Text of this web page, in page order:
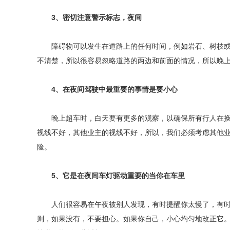
3、密切注意警示标志，夜间
障碍物可以发生在道路上的任何时间，例如岩石、树枝
不清楚，所以很容易忽略道路的两边和前面的情况，所以晚
4、在夜间驾驶中最重要的事情是要小心
晚上超车时，白天要有更多的观察，以确保所有行人在
视线不好，其他业主的视线不好，所以，我们必须考虑其他
险。
5、它是在夜间车灯驱动重要的当你在车里
人们很容易在午夜被别人发现，有时提醒你太慢了，有
则，如果没有，不要担心。如果你自己，小心均匀地改正它